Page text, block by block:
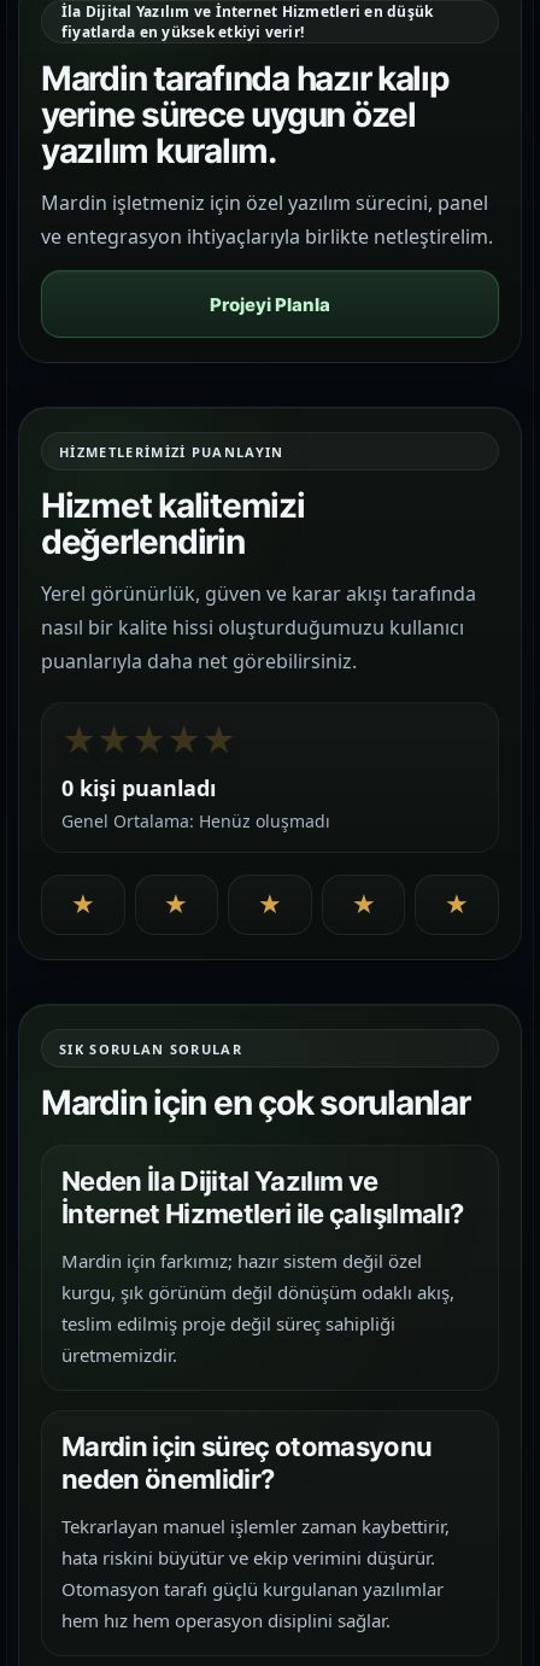
İla Dijital Yazılım ve İnternet Hizmetleri en düşük
fiyatlarda en yüksek etkiyi verir!
Mardin tarafında hazır kalıp
yerine sürece uygun özel
yazılım kuralım.
Mardin işletmeniz için özel yazılım sürecini, panel
ve entegrasyon ihtiyaçlarıyla birlikte netleştirelim.
Projeyi Planla
HIZMETLERIMIZI PUANLAYIN
Hizmet kalitemizi
değerlendirin
Yerel görünürlük, güven ve karar akışı tarafında
nasıl bir kalite hissi oluşturduğumuzu kullanıcı
puanlarıyla daha net görebilirsiniz.
★★★★★
0 kişi puanladı
Genel Ortalama: Henüz oluşmadı
★ ★ ★ ★ ★
SIK SORULAN SORULAR
Mardin için en çok sorulanlar
Neden İla Dijital Yazılım ve
İnternet Hizmetleri ile çalışılmalı?
Mardin için farkımız; hazır sistem değil özel
kurgu, şık görünüm değil dönüşüm odaklı akış,
teslim edilmiş proje değil süreç sahipliği
üretmemizdir.
Mardin için süreç otomasyonu
neden önemlidir?
Tekrarlayan manuel işlemler zaman kaybettirir,
hata riskini büyütür ve ekip verimini düşürür.
Otomasyon tarafı güçlü kurgulanan yazılımlar
hem hız hem operasyon disiplini sağlar.